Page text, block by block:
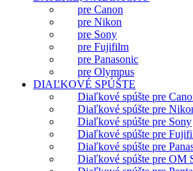
pre Canon
pre Nikon
pre Sony
pre Fujifilm
pre Panasonic
pre Olympus
DIAĽKOVÉ SPÚŠTE
Diaľkové spúšte pre
Diaľkové spúšte pre
Diaľkové spúšte pre Sony
Diaľkové spúšte pre
Diaľkové spúšte pre
Diaľkové spúšte pre OM